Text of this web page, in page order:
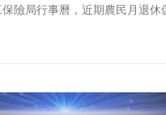
險局行事曆，近期農民月退休
前還有14筆津貼陸續發放。勞
全數充公。